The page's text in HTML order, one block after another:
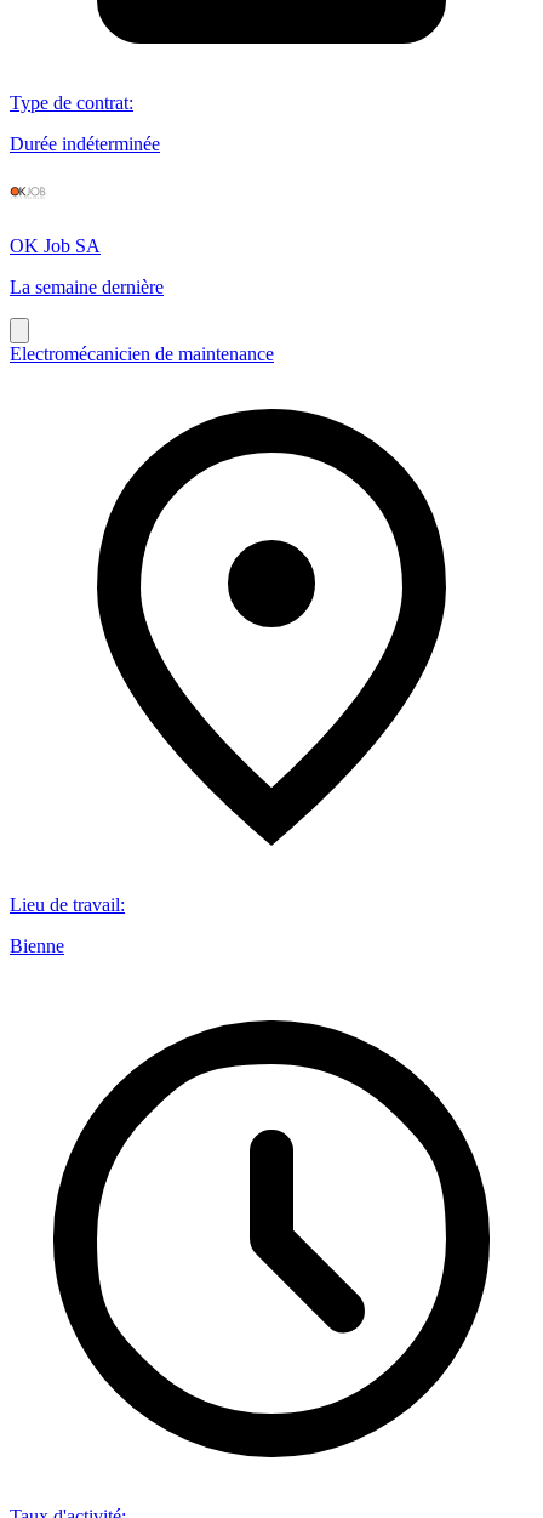
Type de contrat:
Durée indéterminée
OK Job SA
La semaine dernière
Electromécanicien de maintenance
Lieu de travail:
Bienne